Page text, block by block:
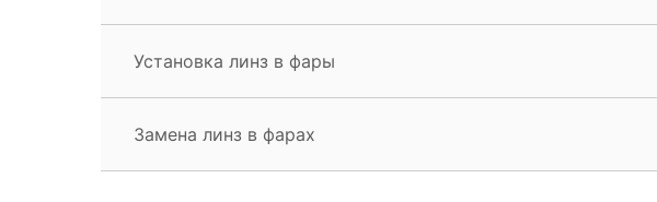
Установка линз в фары
Замена линз в фарах